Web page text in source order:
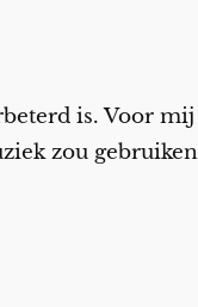
is. Voor
zou